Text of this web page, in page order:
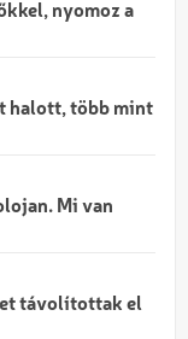
nyomoz a
halott, több mint
Mi van
távolítottak el